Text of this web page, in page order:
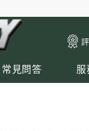
常見問答 服